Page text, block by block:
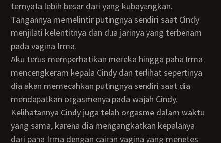
ternyata lebih besar dari yang kubayangkan.
Tangannya memelintir putingnya sendiri saat Cindy
menjilati kelentitnya dan dua jarinya yang terbenam
pada vagina Irma.
Aku terus memperhatikan mereka hingga paha Irma
mencengkeram kepala Cindy dan terlihat sepertinya
dia akan memecahkan putingnya sendiri saat dia
mendapatkan orgasmenya pada wajah Cindy.
Kelihatannya Cindy juga telah orgasme dalam waktu
yang sama, karena dia mengangkatkan kepalanya
dari paha Irma dengan cairan vagina yang menetes